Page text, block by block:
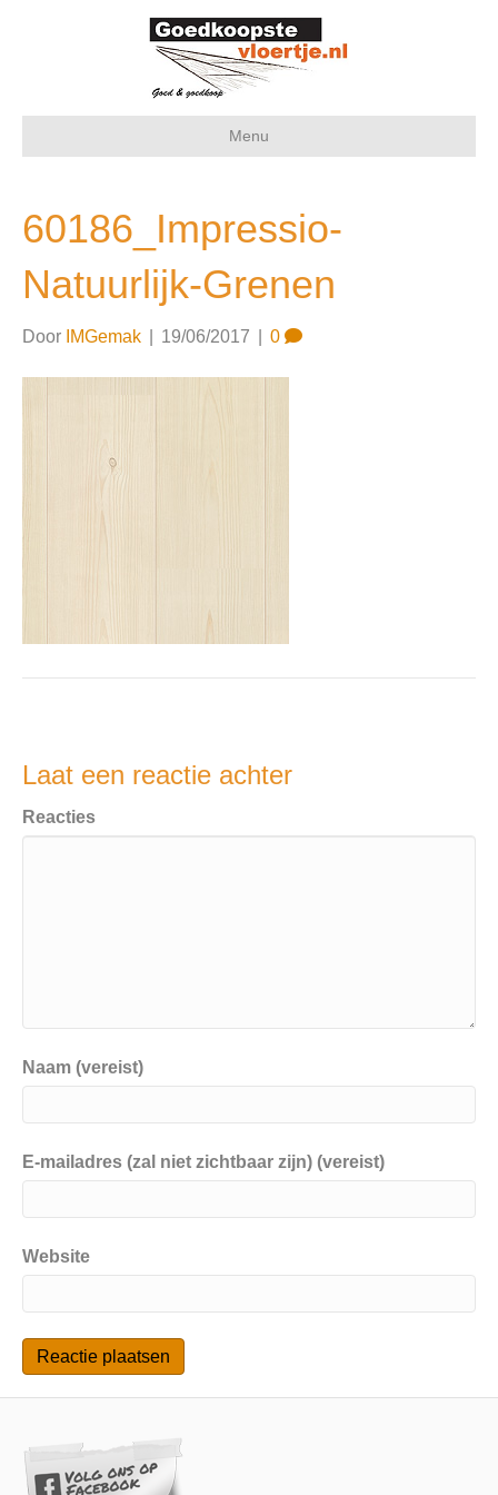
Menu
60186_Impressio-
Natuurlijk-Grenen
Door IMGemak 19/06/2017 0
Laat een reactie achter
Reacties
Naam (vereist)
E-mailadres (zal niet zichtbaar zijn) (vereist)
Website